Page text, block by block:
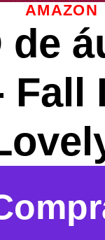
AMAZON
de
Fall